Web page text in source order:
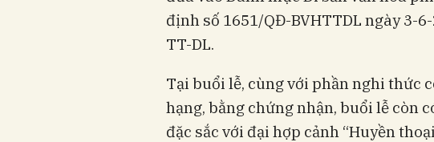
định số 1651/QĐ-BVHTTDL ngày 3-
TT-DL.
Tại buổi lễ, cùng với phần nghi thức
hạng, bằng chứng nhận, buổi lễ còn
đặc sắc với đại hợp cảnh “Huyền